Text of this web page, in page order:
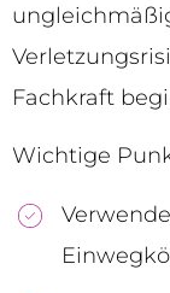
Fachkraft
Wichtige